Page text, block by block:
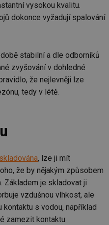
vysokou kvalitu.
dokonce vyžadují spalování
stabilní a dle odborníků
zvyšování v dohledné
že nejlevněji lze
tedy v létě.
, lze ji mít
že by nějakým způsobem
Základem je skladovat ji
vzdušnou vlhkost, ale
s vodou, například
zamezit kontaktu